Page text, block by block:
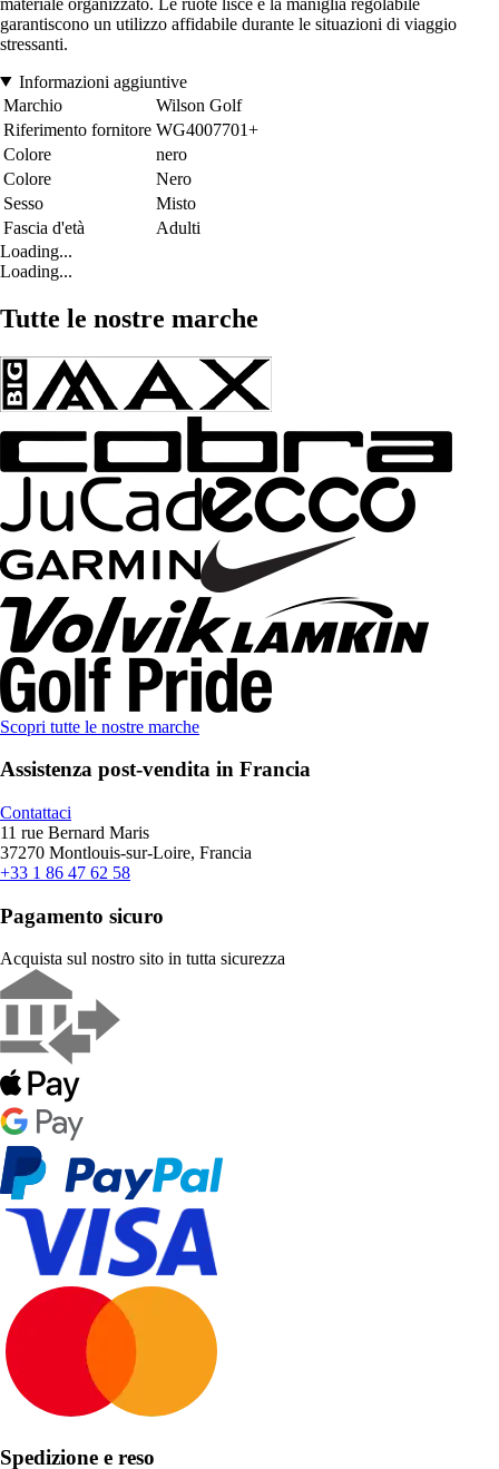
garantiscono un utilizzo affidabile durante le situazioni di viaggio
stressanti.
Informazioni aggiuntive
Marchio
Wilson Golf
Riferimento fornitore WG4007701+
Colore
nero
Colore
Nero
Sesso
Misto
Fascia d'età
Adulti
Loading...
Loading...
Tutte le nostre marche
Scopri tutte le nostre marche
Assistenza post-vendita in Francia
Contattaci
11 rue Bernard Maris
37270 Montlouis-sur-Loire, Francia
+33 1 86 47 62 58
Pagamento sicuro
Acquista sul nostro sito in tutta sicurezza
Spedizione e reso